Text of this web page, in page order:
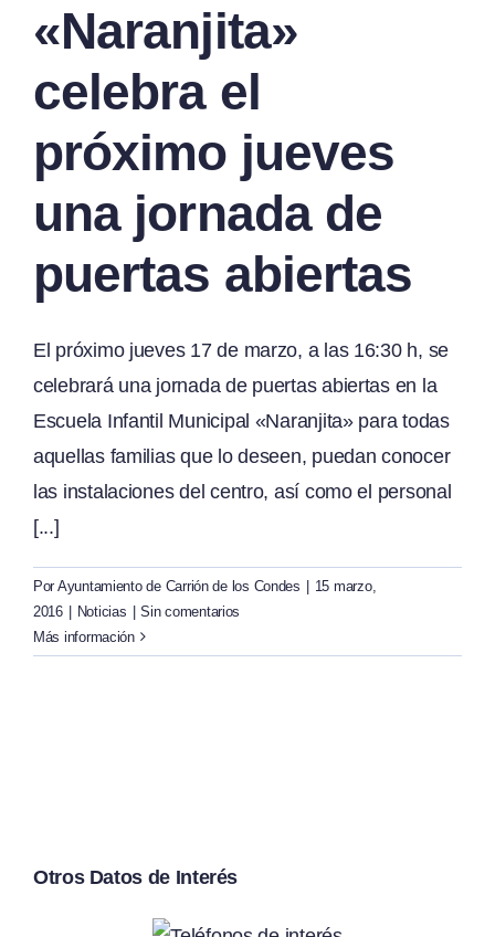
«Naranjita»
celebra el
próximo jueves
una jornada de
puertas abiertas
El próximo jueves 17 de marzo, a las 16:30 h, se
celebrará una jornada de puertas abiertas en la
Escuela Infantil Municipal «Naranjita» para todas
aquellas familias que lo deseen, puedan conocer
las instalaciones del centro, así como el personal
[...]
Por Ayuntamiento de Carrión de los Condes | 15 marzo,
2016 | Noticias | Sin comentarios
Más información
Otros Datos de Interés